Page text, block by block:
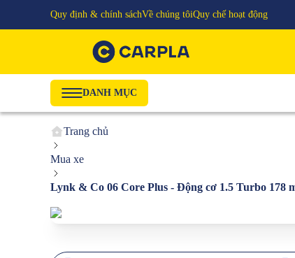
Quy định & chính sáchVề chúng tôiQuy chế hoạt động
DANH MỤC
Trang chủ
Mua xe
Lynk & Co 06 Core Plus - Động cơ 1.5 Turbo 178